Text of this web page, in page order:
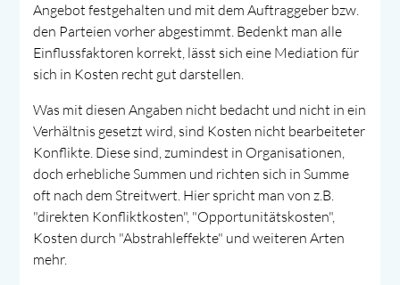
Angebot festgehalten und mit dem Auftraggeber bzw.
den Parteien vorher abgestimmt. Bedenkt man alle
Einflussfaktoren korrekt, lässt sich eine Mediation für
sich in Kosten recht gut darstellen.
Was mit diesen Angaben nicht bedacht und nicht in ein
Verhältnis gesetzt wird, sind Kosten nicht bearbeiteter
Konflikte. Diese sind, zumindest in Organisationen,
doch erhebliche Summen und richten sich in Summe
oft nach dem Streitwert. Hier spricht man von z.B.
"direkten Konfliktkosten", "Opportunitätskosten",
Kosten durch "Abstrahleffekte" und weiteren Arten
mehr.